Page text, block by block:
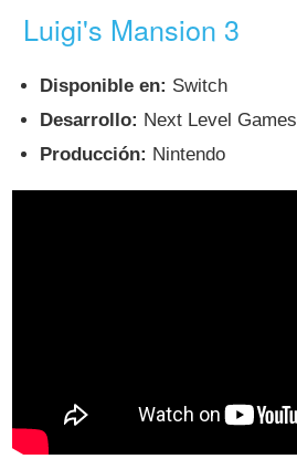
Luigi's Mansion 3
Disponible en: Switch
Desarrollo: Next Level Games
Producción: Nintendo